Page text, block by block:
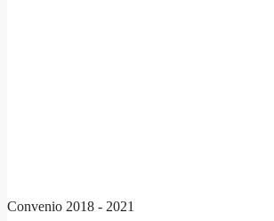
Convenio 2018 - 2021